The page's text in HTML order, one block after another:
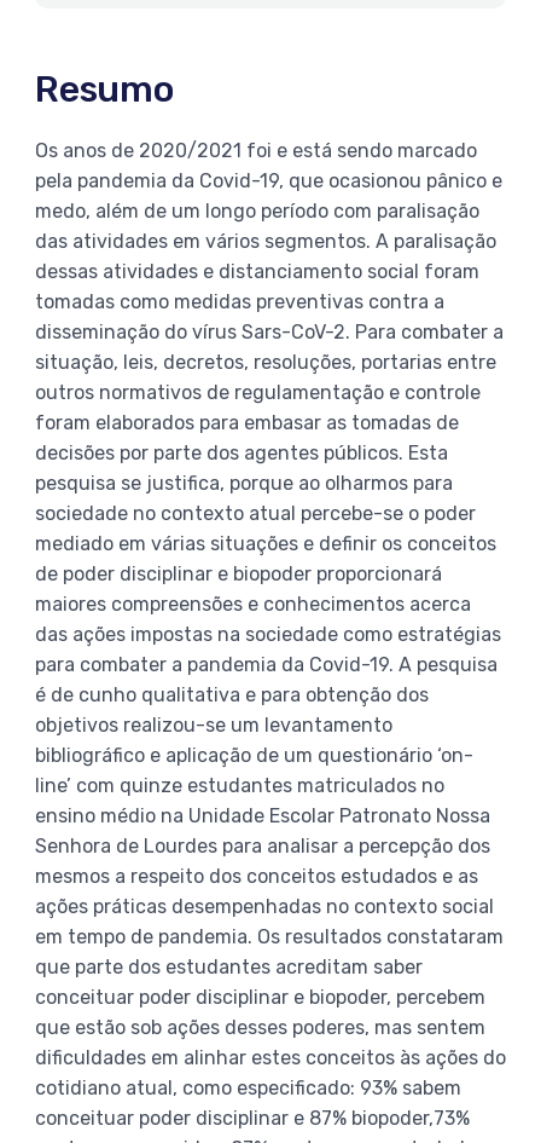
Resumo
Os anos de 2020/2021 foi e está sendo marcado
pela pandemia da Covid-19, que ocasionou pânico e
medo, além de um longo período com paralisação
das atividades em vários segmentos. A paralisação
dessas atividades e distanciamento social foram
tomadas como medidas preventivas contra a
disseminação do vírus Sars-CoV-2. Para combater a
situação, leis, decretos, resoluções, portarias entre
outros normativos de regulamentação e controle
foram elaborados para embasar as tomadas de
decisões por parte dos agentes públicos. Esta
pesquisa se justifica, porque ao olharmos para
sociedade no contexto atual percebe-se o poder
mediado em várias situações e definir os conceitos
de poder disciplinar e biopoder proporcionará
maiores compreensões e conhecimentos acerca
das ações impostas na sociedade como estratégias
para combater a pandemia da Covid-19. A pesquisa
é de cunho qualitativa e para obtenção dos
objetivos realizou-se um levantamento
bibliográfico e aplicação de um questionário ‘on-
line’ com quinze estudantes matriculados no
ensino médio na Unidade Escolar Patronato Nossa
Senhora de Lourdes para analisar a percepção dos
mesmos a respeito dos conceitos estudados e as
ações práticas desempenhadas no contexto social
em tempo de pandemia. Os resultados constataram
que parte dos estudantes acreditam saber
conceituar poder disciplinar e biopoder, percebem
que estão sob ações desses poderes, mas sentem
dificuldades em alinhar estes conceitos às ações do
cotidiano atual, como especificado: 93% sabem
conceituar poder disciplinar e 87% biopoder,73%